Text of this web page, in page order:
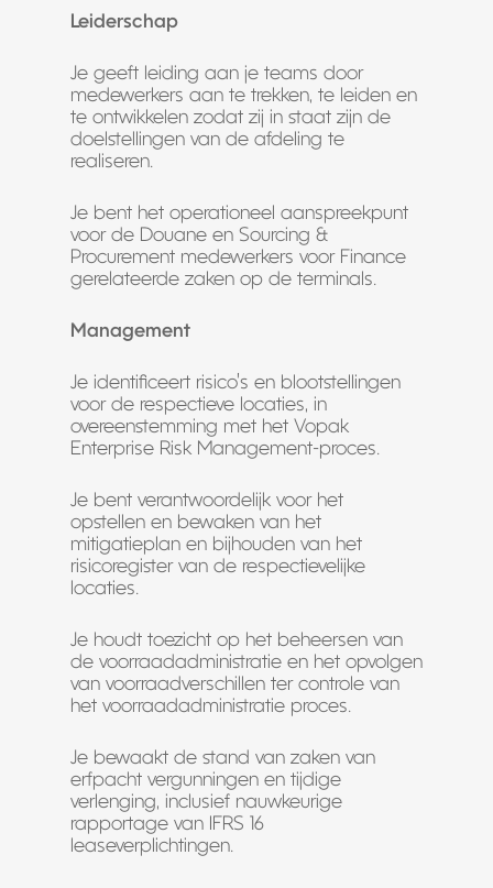
Leiderschap
Je geeft leiding aan je teams door
medewerkers aan te trekken, te leiden en
te ontwikkelen zodat zij in staat zijn de
doelstellingen van de afdeling te
realiseren.
Je bent het operationeel aanspreekpunt
voor de Douane en Sourcing &
Procurement medewerkers voor Finance
gerelateerde zaken op de terminals.
Management
Je identificeert risico’s en blootstellingen
voor de respectieve locaties, in
overeenstemming met het Vopak
Enterprise Risk Management-proces.
Je bent verantwoordelijk voor het
opstellen en bewaken van het
mitigatieplan en bijhouden van het
risicoregister van de respectievelijke
locaties.
Je houdt toezicht op het beheersen van
de voorraadadministratie en het opvolgen
van voorraadverschillen ter controle van
het voorraadadministratie proces.
Je bewaakt de stand van zaken van
erfpacht vergunningen en tijdige
verlenging, inclusief nauwkeurige
rapportage van IFRS 16
leaseverplichtingen.